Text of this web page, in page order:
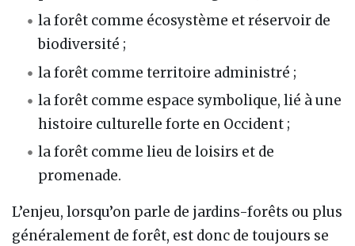
la forêt comme écosystème et réservoir de
biodiversité ;
la forêt comme territoire administré ;
la forêt comme espace symbolique, lié à une
histoire culturelle forte en Occident ;
la forêt comme lieu de loisirs et de
promenade.
L’enjeu, lorsqu’on parle de jardins-forêts ou plus
généralement de forêt, est donc de toujours se